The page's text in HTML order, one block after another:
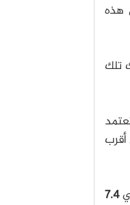
هذه
تلك
7.4